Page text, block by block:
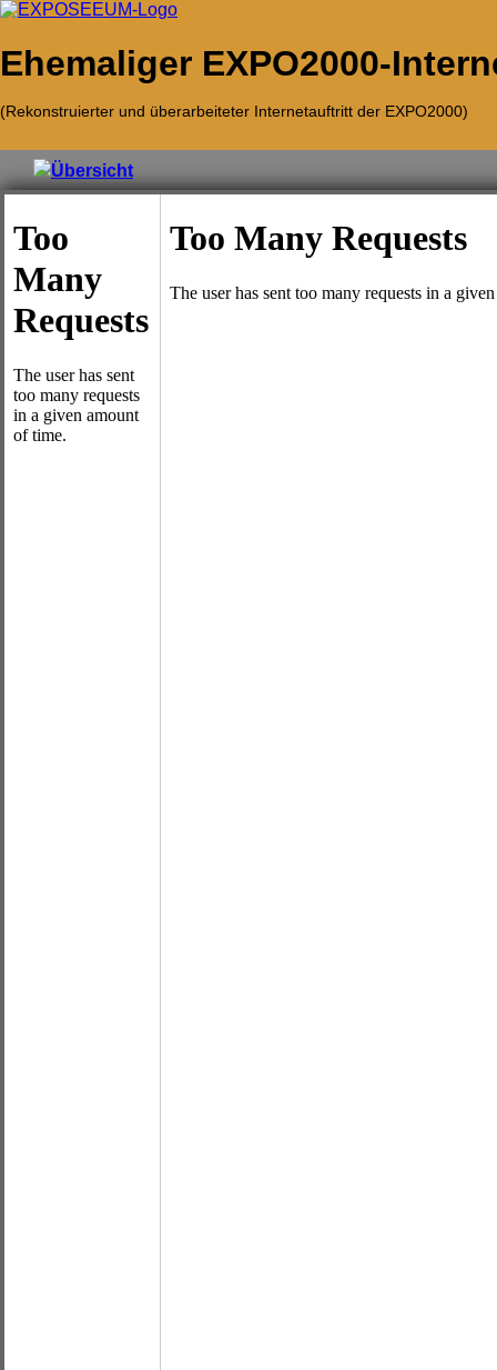
Ehemaliger EXPO2000-
(Rekonstruierter und überarbeiteter Internetauftritt der EXPO2000)
Übersicht